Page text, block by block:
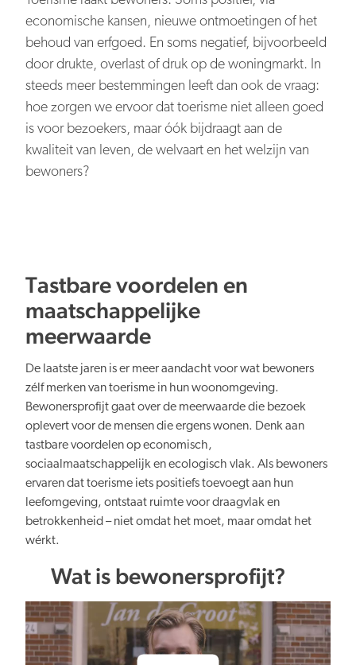
Digitale transformatie
Organiserend vermogen
Nederland overal aantrekkelijk
Verduurzaming
Lusten en lasten in balans
Kennis en data
NBTC Mediabank
Contact
Persberichten
Actuele thema’s & impact
economische kansen, nieuwe ontmoetingen of het
behoud van erfgoed. En soms negatief, bijvoorbeeld
door drukte, overlast of druk op de woningmarkt. In
steeds meer bestemmingen leeft dan ook de vraag:
hoe zorgen we ervoor dat toerisme niet alleen goed
is voor bezoekers, maar óók bijdraagt aan de
kwaliteit van leven, de welvaart en het welzijn van
bewoners?
Tastbare voordelen en
maatschappelijke
meerwaarde
De laatste jaren is er meer aandacht voor wat bewoners
zélf merken van toerisme in hun woonomgeving.
Bewonersprofijt gaat over de meerwaarde die bezoek
oplevert voor de mensen die ergens wonen. Denk aan
tastbare voordelen op economisch,
sociaalmaatschappelijk en ecologisch vlak. Als bewoners
ervaren dat toerisme iets positiefs toevoegt aan hun
leefomgeving, ontstaat ruimte voor draagvlak en
betrokkenheid – niet omdat het moet, maar omdat het
wérkt.
Wat is bewonersprofijt?